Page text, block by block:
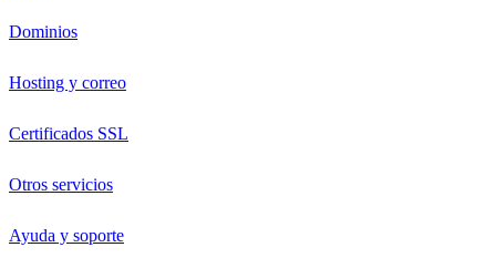
Dominios
Hosting y correo
Certificados SSL
Otros servicios
Ayuda y soporte